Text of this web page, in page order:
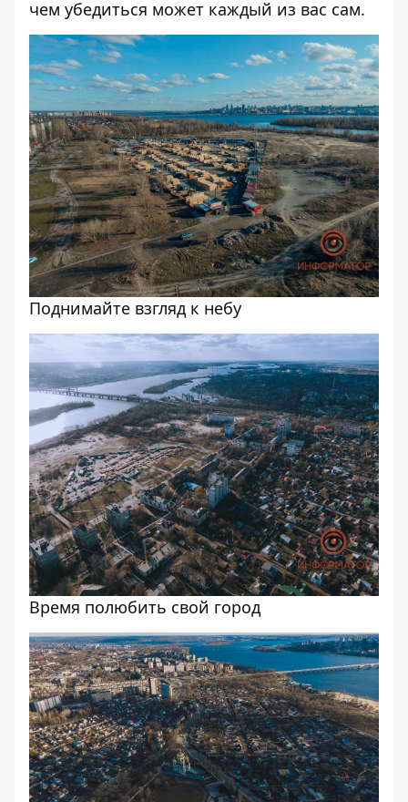
чем убедиться может каждый из вас сам.
Поднимайте взгляд к небу
Время полюбить свой город